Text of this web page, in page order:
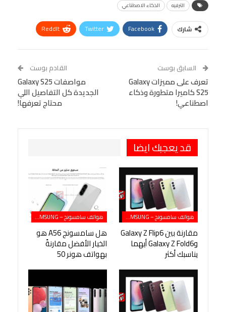
الترفيه الذكاء الاصطناعي
شارك Facebook
Twitter
ReddIt
Tumblr
البريد الإلكتروني
StumbleUpon
VK
Digg
LINE
BlackBerry
Viber
السابق بوست
تعرف على مميزات Galaxy
S25 كاميرا متطورة وذكاء
اصطناعي!
القادم بوست
مواصفات Galaxy S25
الجديدة كل التفاصيل اللي
محتاج تعرفها!
قد يعجبك ايضا
هواتف سامسونج – SAMSUNG
مقارنة بين Galaxy Z Flip6
وGalaxy Z Fold6 أيهما
يناسبك أكثر
هواتف سامسونج – SAMSUNG
هل سامسونج A56 هو
الخيار الأفضل مقارنةً
بهواتف هونر 50